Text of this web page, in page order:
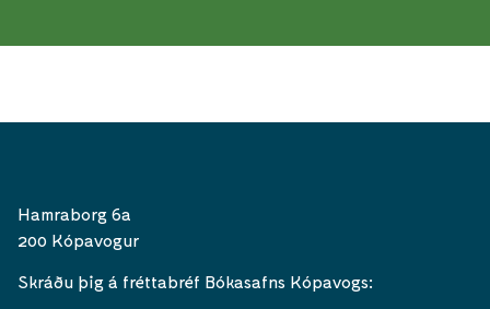
Hamraborg 6a
200 Kópavogur
Skráðu þig á fréttabréf Bókasafns Kópavogs: